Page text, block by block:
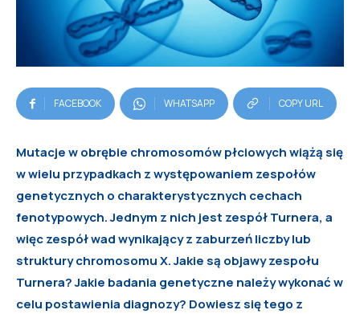
FACEBOOK WHATSAPP COPY URL
Mutacje w obrębie chromosomów płciowych wiążą się
w wielu przypadkach z występowaniem zespołów
genetycznych o charakterystycznych cechach
fenotypowych. Jednym z nich jest zespół Turnera, a
więc zespół wad wynikający z zaburzeń liczby lub
struktury chromosomu X. Jakie są objawy zespołu
Turnera? Jakie badania genetyczne należy wykonać w
celu postawienia diagnozy? Dowiesz się tego z